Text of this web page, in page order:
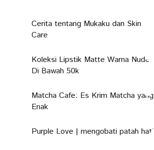
Cerita tentang Mukaku dan Skin
Care
Koleksi Lipstik Matte Warna Nude
Di Bawah 50k
Matcha Cafe: Es Krim Matcha yang
Enak
Purple Love | mengobati patah hati